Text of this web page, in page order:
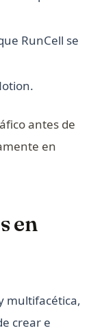
Splitting Data in
Dividir Datos
to
Introduction
Tutorial
la base de
| Python
A
RunCell se
antes de
en
en
multifacética,
crear e